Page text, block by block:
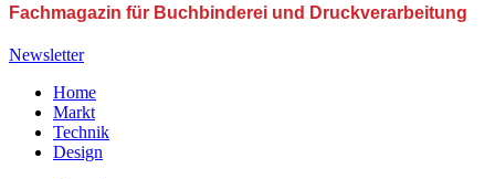
Fachmagazin für Buchbinderei und Druckverarbeitung
Newsletter
Home
Markt
Technik
Design